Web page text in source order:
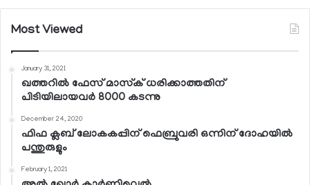
Most Viewed
January 31, 2021
ഖത്തറില്‍ ഫേസ് മാസ്‌ക് ധരിക്കാത്തതിന്
പിടിയിലായവര്‍ 8000 കടന്നു
December 24, 2020
ഫിഫ ക്ലബ് ലോകകപ്പിന് ഫെബ്രുവരി ഒന്നിന് ദോഹയില്‍
പന്തുരുളും
February 1, 2021